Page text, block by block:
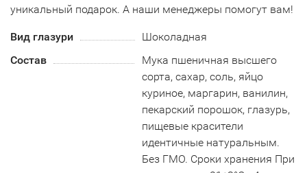
уникальный подарок. А наши менеджеры помогут вам!
Вид глазури
Шоколадная
Состав
Мука пшеничная высшего
сорта, сахар, соль, яйцо
куриное, маргарин, ванилин,
пекарский порошок, глазурь,
пищевые красители
идентичные натуральным.
Без ГМО. Сроки хранения При